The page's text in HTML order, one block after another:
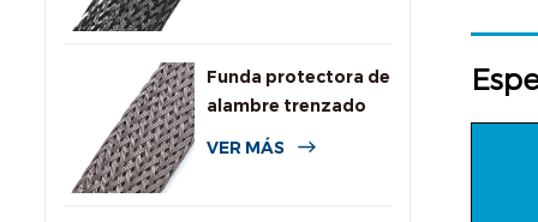
Funda protectora de
alambre trenzado
expandible
VER MÁS